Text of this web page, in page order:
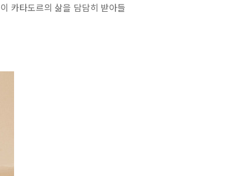
카타도르의 삶을 담담히 받아들